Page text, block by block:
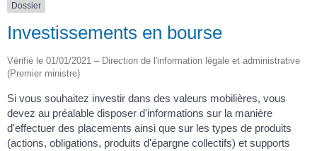
Dossier
Investissements en bourse
Vérifié le 01/01/2021 – Direction de l'information légale et administrative
(Premier ministre)
Si vous souhaitez investir dans des valeurs mobilières, vous
devez au préalable disposer d'informations sur la manière
d'effectuer des placements ainsi que sur les types de produits
(actions, obligations, produits d'épargne collectifs) et supports